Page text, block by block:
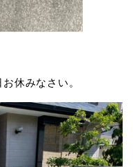
休みなさい。